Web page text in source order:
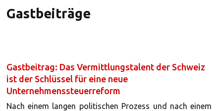
Gastbeiträge
Gastbeitrag: Das Vermittlungstalent der Schweiz
ist der Schlüssel für eine neue
Unternehmenssteuerreform
Nach einem langen politischen Prozess und nach einem